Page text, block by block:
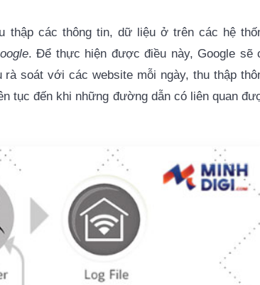
thập các thông tin, dữ liệu ở trên các hệ
. Để thực hiện được điều này, Google sẽ
rà soát với các website mỗi ngày, thu thập
tục đến khi những đường dẫn có liên quan